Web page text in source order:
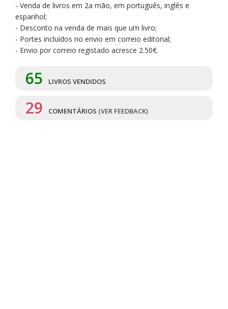
- Venda de livros em 2a mão, em português, inglês e
espanhol;
- Desconto na venda de mais que um livro;
- Portes incluídos no envio em correio editorial;
- Envio por correio registado acresce 2.50€.
65 LIVROS VENDIDOS
29 COMENTÁRIOS (VER FEEDBACK)